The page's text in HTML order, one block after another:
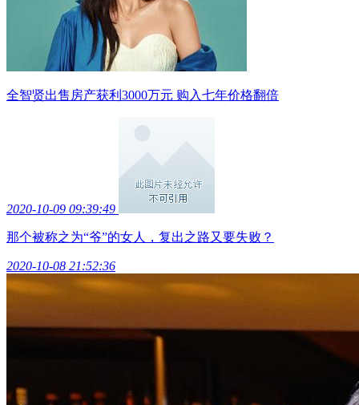
全智贤出售房产获利3000万元 购入七年价格翻倍
2020-10-09 09:39:49
那个被称之为“爷”的女人，复出之路又要失败？
2020-10-08 21:52:36